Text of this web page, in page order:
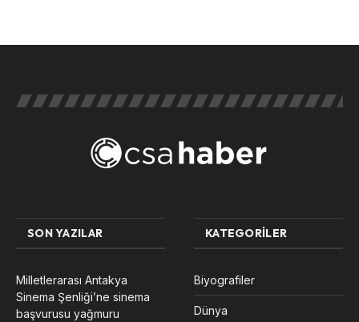
SON YAZILAR
Milletlerarası Antakya
Sinema Şenliği’ne sinema
başvurusu yağmuru
KATEGORILER
Biyografiler
Dünya